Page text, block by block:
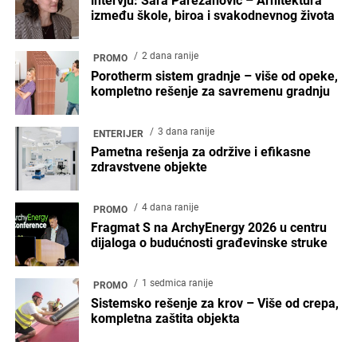
između škole, biroa i svakodnevnog života
PROMO 2 dana ranije
Porotherm sistem gradnje – više od opeke,
kompletno rešenje za savremenu gradnju
ENTERIJER 3 dana ranije
Pametna rešenja za održive i efikasne
zdravstvene objekte
PROMO 4 dana ranije
Fragmat S na ArchyEnergy 2026 u centru
dijaloga o budućnosti građevinske struke
PROMO 1 sedmica ranije
Sistemsko rešenje za krov – Više od crepa,
kompletna zaštita objekta